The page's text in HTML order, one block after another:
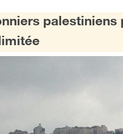
palestiniens